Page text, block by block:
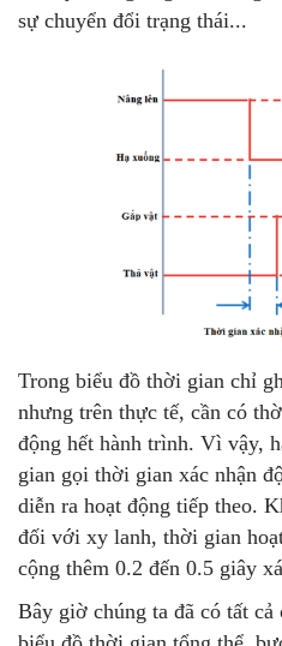
sự chuyển đổi trạng thái...
Trong biểu đồ thời gian chỉ
nhưng trên thực tế, cần có
động hết hành trình. Vì vậy,
gian gọi thời gian xác nhận
diễn ra hoạt động tiếp theo.
đối với xy lanh, thời gian
cộng thêm 0.2 đến 0.5 giây
Bây giờ chúng ta đã có tất